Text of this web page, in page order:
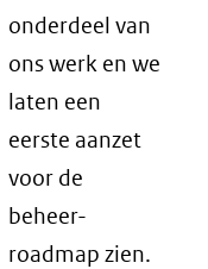
onderdeel van
ons werk en we
laten een
eerste aanzet
voor de
beheer-
roadmap zien.